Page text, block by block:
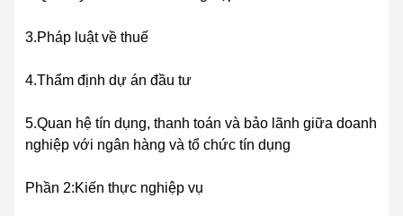
3.Pháp luật về thuế
4.Thẩm định dự án đầu tư
5.Quan hệ tín dụng, thanh toán và bảo lãnh giữa doanh
nghiệp với ngân hàng và tổ chức tín dụng
Phần 2:Kiến thực nghiệp vụ